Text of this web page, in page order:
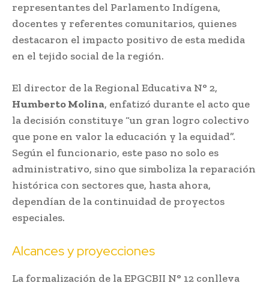
representantes del Parlamento Indígena,
docentes y referentes comunitarios, quienes
destacaron el impacto positivo de esta medida
en el tejido social de la región.
El director de la Regional Educativa N° 2,
Humberto Molina, enfatizó durante el acto que
la decisión constituye “un gran logro colectivo
que pone en valor la educación y la equidad”.
Según el funcionario, este paso no solo es
administrativo, sino que simboliza la reparación
histórica con sectores que, hasta ahora,
dependían de la continuidad de proyectos
especiales.
Alcances y proyecciones
La formalización de la EPGCBII N° 12 conlleva